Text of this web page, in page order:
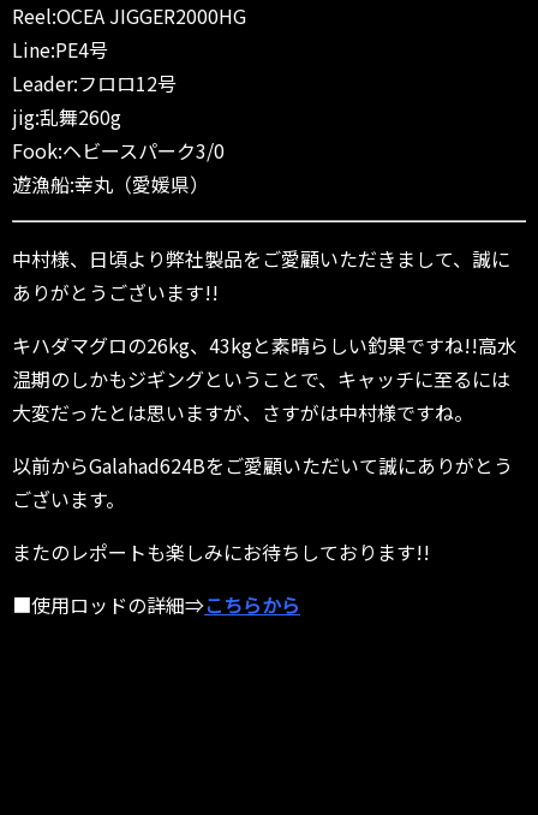
Reel:OCEA JIGGER2000HG
Line:PE4号
Leader:フロロ12号
jig:乱舞260g
Fook:ヘビースパーク3/0
遊漁船:幸丸（愛媛県）
中村様、日頃より弊社製品をご愛顧いただきまして、誠に
ありがとうございます!!
キハダマグロの26kg、43kgと素晴らしい釣果ですね!!高水
温期のしかもジギングということで、キャッチに至るには
大変だったとは思いますが、さすがは中村様ですね。
以前からGalahad624Bをご愛顧いただいて誠にありがとう
ございます。
またのレポートも楽しみにお待ちしております!!
■使用ロッドの詳細⇒こちらから